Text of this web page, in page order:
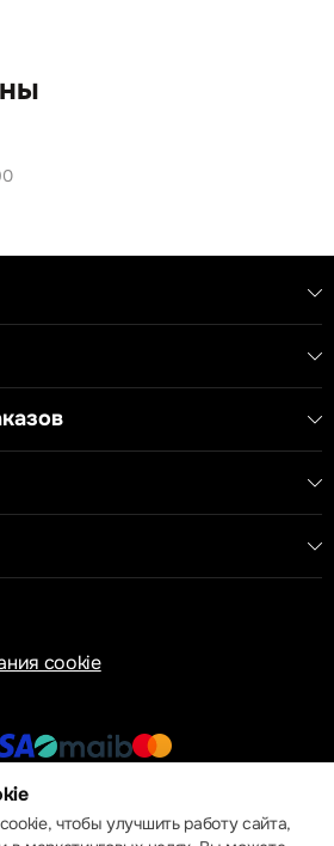
cookie
– 2026 ECOM
чтобы улучшить работу сайта,